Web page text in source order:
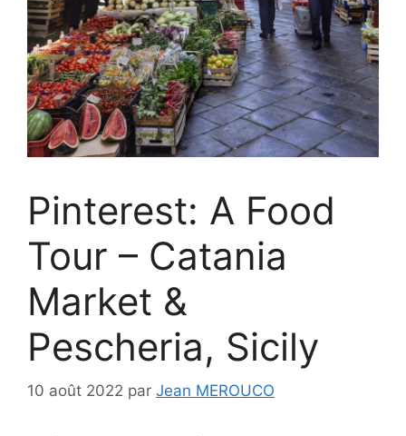
Pinterest: A Food
Tour – Catania
Market &
Pescheria, Sicily
10 août 2022 par Jean MEROUCO